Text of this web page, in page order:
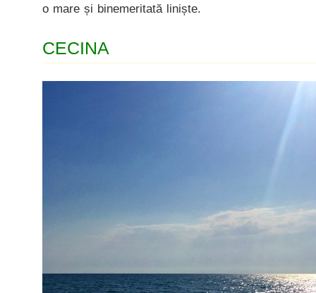
o mare și binemeritată liniște.
CECINA